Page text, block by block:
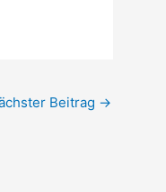
Beitrag →